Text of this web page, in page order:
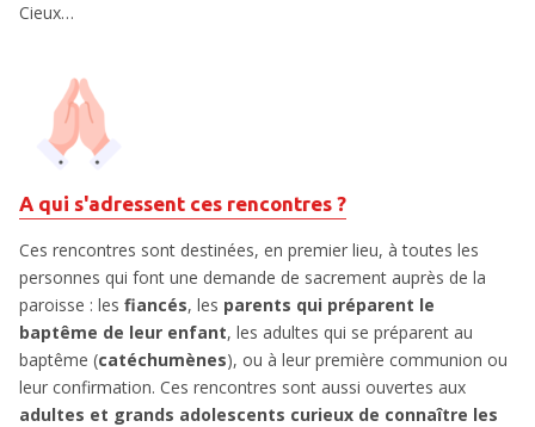
Cieux…
A qui s'adressent ces rencontres ?
Ces rencontres sont destinées, en premier lieu, à toutes les
personnes qui font une demande de sacrement auprès de la
paroisse : les fiancés, les parents qui préparent le
baptême de leur enfant, les adultes qui se préparent au
baptême (catéchumènes), ou à leur première communion ou
leur confirmation. Ces rencontres sont aussi ouvertes aux
adultes et grands adolescents curieux de connaître les